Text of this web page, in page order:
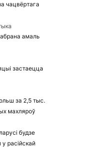
чацвёртага
амаль
застаецца
за 2,5 тыс.
махляроў
будзе
расійскай